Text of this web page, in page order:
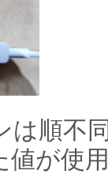
は順不
値が使